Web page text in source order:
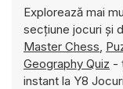
Explorează mai
secțiune jocuri și
Master Chess,
Geography Quiz -
instant la Y8